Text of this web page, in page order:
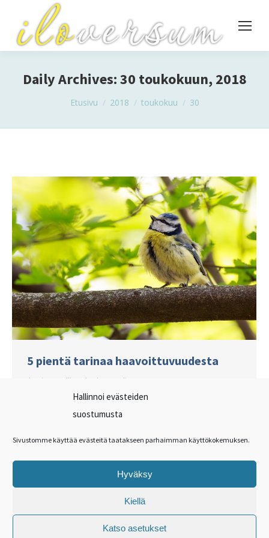
Hallinnoi evästeiden
suostumusta
Sivustomme käyttää evästeitä taatakseen parhaimman käyttökokemuksen.
Hyväksy
Kiellä
Katso asetukset
Daily Archives:30 toukokuun, 2018
You are here:
Etusivu 2018 toukokuu 30
5 pientä tarinaa haavoittuvuudesta
Ilon ja onnellisuuden kuntosali
Haavoittuvuuden näkeminen herättää
halun auttaa, koska tunnistamme itsemme
toisen kivussa ja herkkyydessä. Kuitenkin
rakennamme suojamuurin
haavoittuvuutemme ympärille.